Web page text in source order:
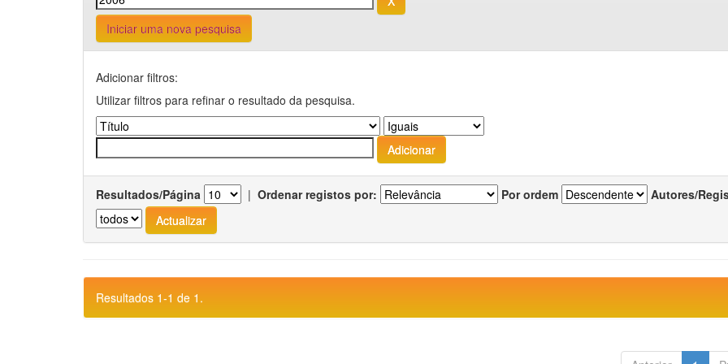
Iniciar uma nova pesquisa
Adicionar filtros:
Utilizar filtros para refinar o resultado da pesquisa.
Resultados/Página | Ordenar registos por: Por ordem Autores/
Resultados 1-1 de 1.